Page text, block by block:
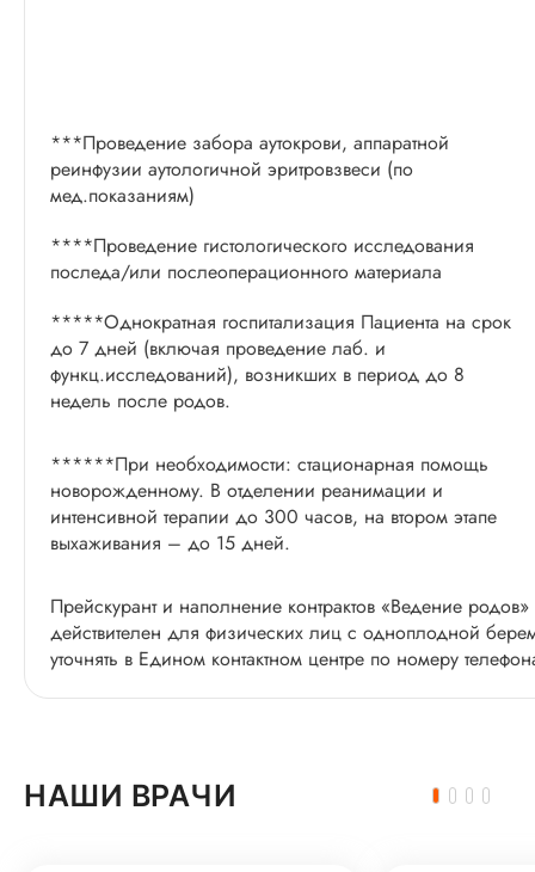
***Проведение забора аутокрови, аппаратной
реинфузии аутологичной эритровзвеси (по
мед.показаниям)
****Проведение гистологического исследования
последа/или послеоперационного материала
*****Однократная госпитализация Пациента на срок
до 7 дней (включая проведение лаб. и
функц.исследований), возникших в период до 8
недель после родов.
******При необходимости: стационарная помощь
новорожденному. В отделении реанимации и
интенсивной терапии до 300 часов, на втором этапе
выхаживания – до 15 дней.
Прейскурант и наполнение контрактов «Ведение
действителен для физических лиц с одноплодной
уточнять в Едином контактном центре по номеру
НАШИ ВРАЧИ